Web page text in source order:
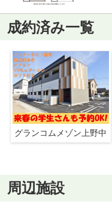
成約済み一覧
グランコムメゾン上野中
周辺施設